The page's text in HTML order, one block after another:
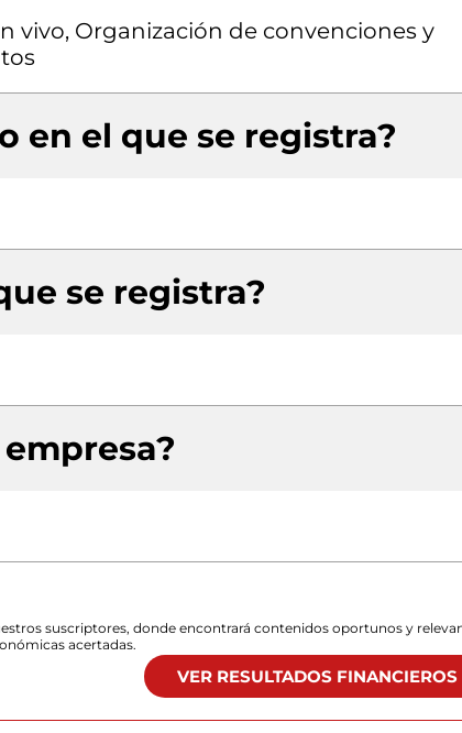
vivo, Organización de convenciones y
en el que se registra?
se registra?
suscriptores, donde encontrará contenidos oportunos y
acertadas.
VER RESULTADOS FINANCIEROS